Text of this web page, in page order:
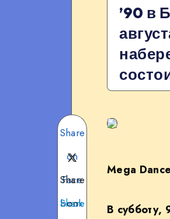
’90 в
Share
on
Face
book
Share
on
Share
Mega
В субботу,